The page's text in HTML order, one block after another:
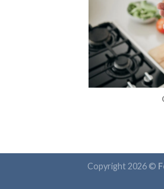
Copyright 2026 ©